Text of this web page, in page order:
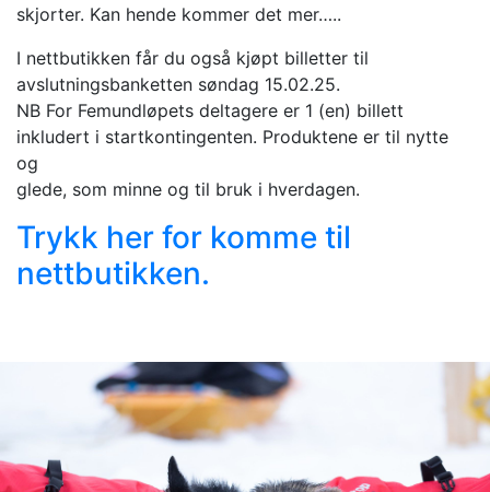
skjorter. Kan hende kommer det mer…..
I nettbutikken får du også kjøpt billetter til
avslutningsbanketten søndag 15.02.25.
NB For Femundløpets deltagere er 1 (en) billett
inkludert i startkontingenten. Produktene er til nytte
og
glede, som minne og til bruk i hverdagen.
Trykk her for komme til
nettbutikken.